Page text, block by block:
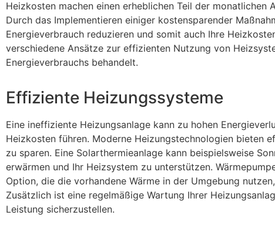
Heizkosten machen einen erheblichen Teil der monatlichen
Durch das Implementieren einiger kostensparender
Energieverbrauch reduzieren und somit auch Ihre
verschiedene Ansätze zur effizienten Nutzung von
Energieverbrauchs behandelt.
Effiziente Heizungssysteme
Eine ineffiziente Heizungsanlage kann zu hohen
Heizkosten führen. Moderne Heizungstechnologien bieten
zu sparen. Eine Solarthermieanlage kann beispielsweise
erwärmen und Ihr Heizsystem zu unterstützen.
Option, die die vorhandene Wärme in der Umgebung
Zusätzlich ist eine regelmäßige Wartung Ihrer
Leistung sicherzustellen.